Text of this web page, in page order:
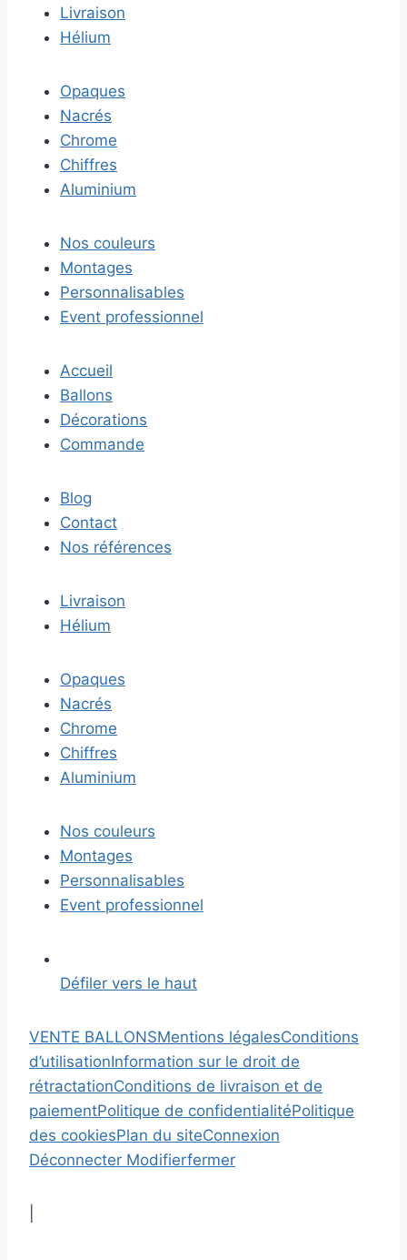
Livraison
Hélium
Opaques
Nacrés
Chrome
Chiffres
Aluminium
Nos couleurs
Montages
Personnalisables
Event professionnel
Accueil
Ballons
Décorations
Commande
Blog
Contact
Nos références
Livraison
Hélium
Opaques
Nacrés
Chrome
Chiffres
Aluminium
Nos couleurs
Montages
Personnalisables
Event professionnel
Défiler vers le haut
VENTE BALLONSMentions légalesConditions
d’utilisationInformation sur le droit de
rétractationConditions de livraison et de
paiementPolitique de confidentialitéPolitique
des cookiesPlan du siteConnexion
Déconnecter Modifierfermer